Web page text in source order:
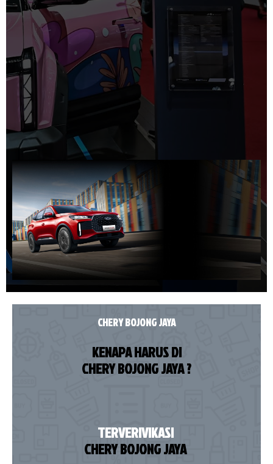
CHERY BOJONG JAYA
KENAPA HARUS DI
CHERY BOJONG JAYA ?
TERVERIVIKASI
CHERY BOJONG JAYA